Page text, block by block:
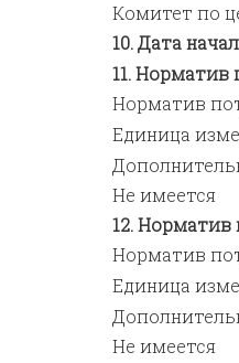
Комитет по
Дата
Норматив
Норматив
Единица
Не имеется
Норматив
Норматив
Единица
Не имеется